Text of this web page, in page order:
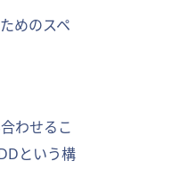
めのスペ
わせるこ
という構